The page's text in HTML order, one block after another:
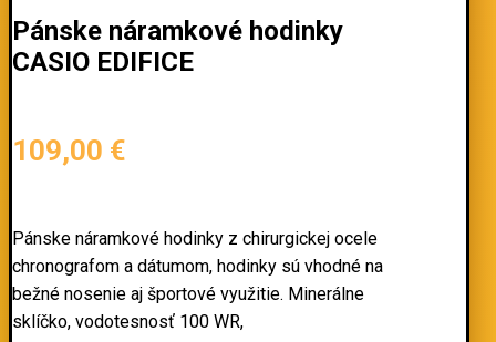
Pánske náramkové hodinky
CASIO EDIFICE
109,00 €
Pánske náramkové hodinky z chirurgickej ocele
chronografom a dátumom, hodinky sú vhodné na
bežné nosenie aj športové využitie. Minerálne
sklíčko, vodotesnosť 100 WR,